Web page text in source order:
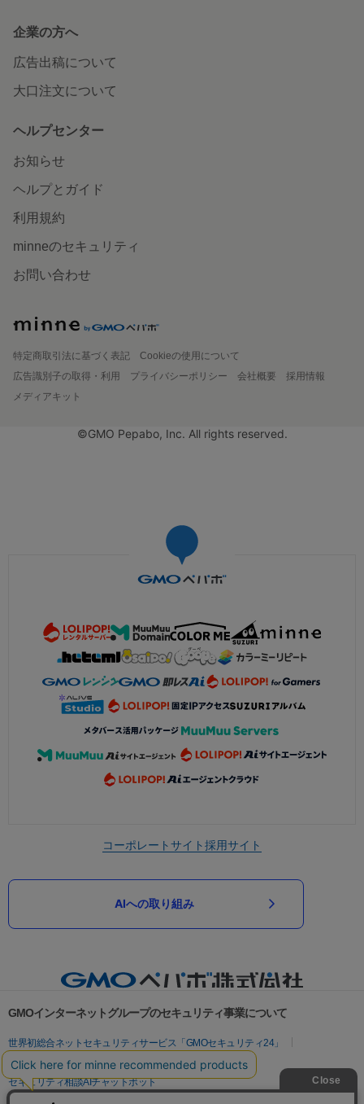
企業の方へ
広告出稿について
大口注文について
ヘルプセンター
お知らせ
ヘルプとガイド
利用規約
minneのセキュリティ
お問い合わせ
特定商取引法に基づく表記
Cookieの使用について
広告識別子の取得・利用
プライバシーポリシー 会社概要
採用情報
メディアキット
©GMO Pepabo, Inc. All rights reserved.
コーポレートサイト採用サイト
AIへの取り組み
GMOインターネットグループのセキュリティ事業について
世界初総合ネットセキュリティサービス「GMOセキュリティ24」
パスワード漏洩診断
Webサイトリスク診断
セキュリティ相談AIチャットボット